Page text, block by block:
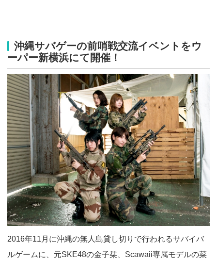
沖縄サバゲーの前哨戦交流イベントをウ
ーパー新横浜にて開催！
2016年11月に沖縄の無人島貸し切りで行われるサバイバ
ルゲームに、元SKE48の金子栞、Scawaii専属モデルの菜